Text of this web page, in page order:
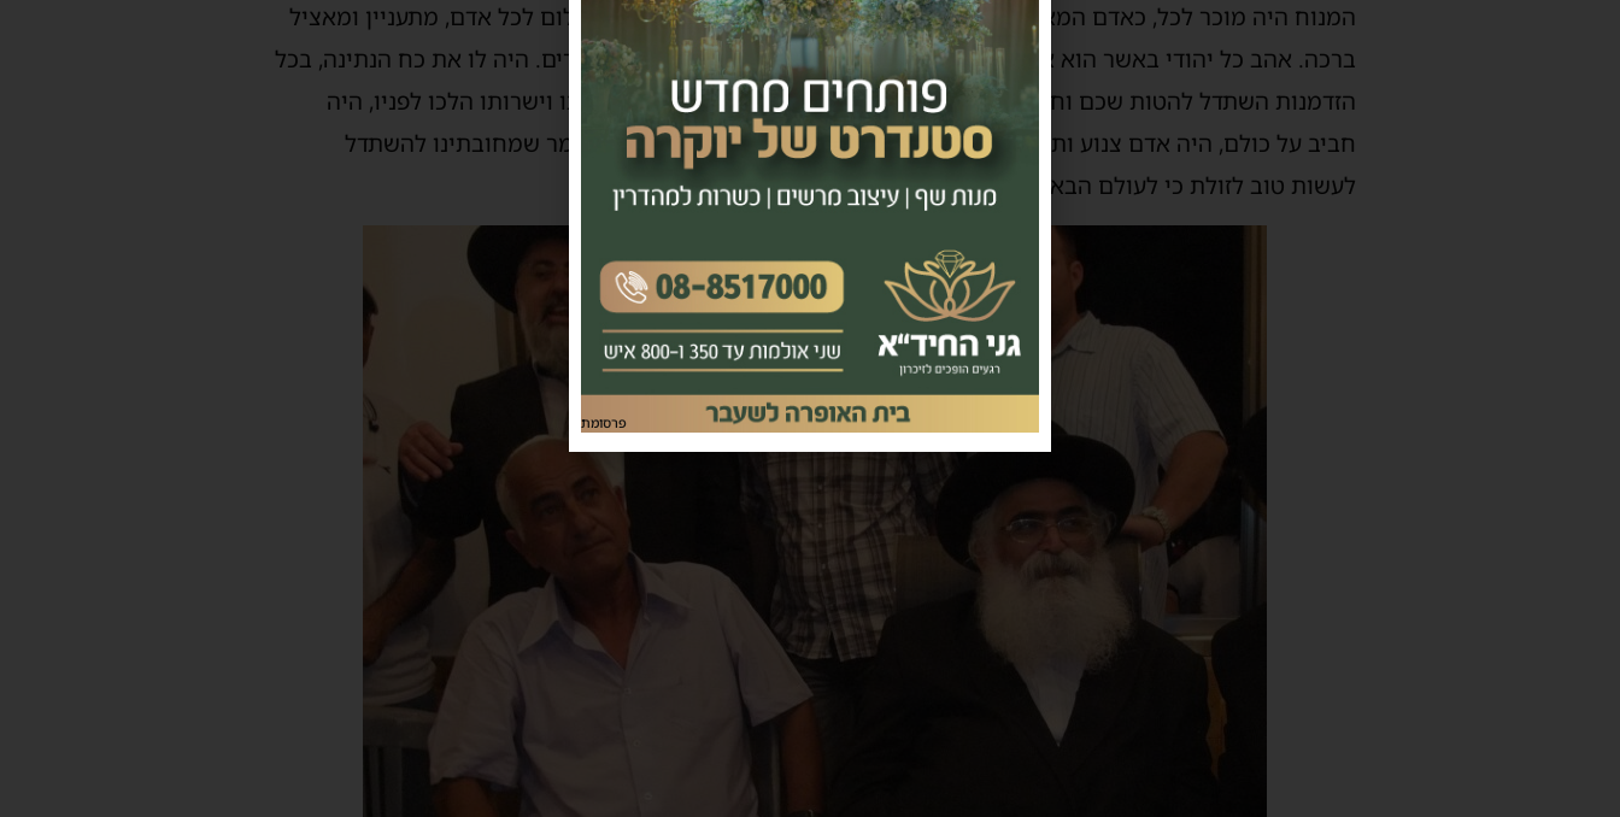
המנוח היה מוכר לכל, כאדם המאיר פנים לכל אדם באשר הוא, קטן כגדול, מקדים שלום לכל אדם, מתעניין ומאציל
ברכה. אהב כל יהודי באשר הוא אהבת ישראל לשמה. אהב לשמוח ולשמח את האחרים. היה לו את כח הנתינה, בכל
הזדמנות השתדל להטות שכם וחסד למשפחות נזקקות ולתמוך בלומדי תורה, חוכמתו וישרותו הלכו לפניו, היה
חביב על כולם, היה אדם צנוע ותמיד לא החזיק ממעשיו הטובים שעשה והיה רגיל לומר שמחובתינו להשתדל
לעשות טוב לזולת כי לעולם הבא לוקחים רק מצוות ומעשים טובים.
פרסומת